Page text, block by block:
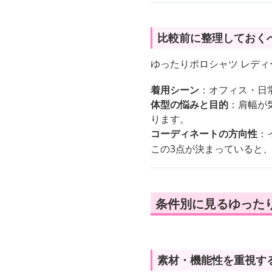
比較前に整理しておく
ゆったりポロシャツ レデ
着用シーン ：オフィス・
体型の悩みと目的 ：肩幅
ります。
コーディネートの方向性
この3点が決まっていると
条件別に見るゆった
素材・機能性を重視す